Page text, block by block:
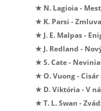
★ N. Lagioia -
★ K. Parsi -
★ J. E. Malpas -
★ J. Redland -
★ S. Cate -
★ O. Vuong -
★ D. Viktória - V
★ T. L. Swan -